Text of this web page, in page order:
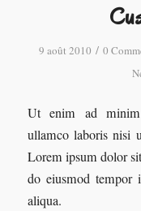
9 août 2010 / 0
Ut enim ad minim
ullamco laboris nisi
Lorem ipsum dolor
do eiusmod tempor
aliqua.